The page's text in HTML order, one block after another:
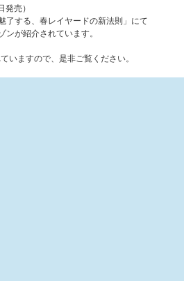
発売）
了する、春レイヤードの新法則」にて
ンが紹介されています。
いますので、是非ご覧ください。